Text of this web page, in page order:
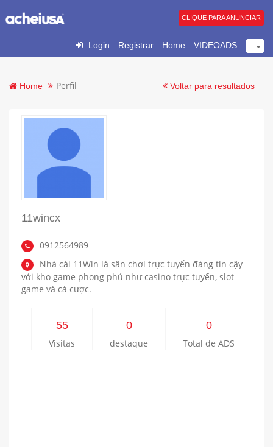
Login Registrar Home VIDEOADS
CLIQUE PARA ANUNCIAR
Home Perfil Voltar para resultados
11wincx
0912564989
Nhà cái 11Win là sân chơi trực tuyến đáng tin cậy
với kho game phong phú như casino trực tuyến, slot
game và cá cược.
55
Visitas
0
destaque
0
Total de ADS